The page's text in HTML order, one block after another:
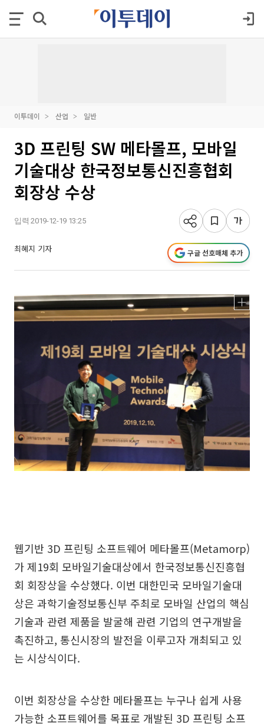
이투데이 산업 일반
3D 프린팅 SW 메타몰프, 모바일
기술대상 한국정보통신진흥협회
회장상 수상
입력 2019-12-19 13:25
최혜지 기자 구글 선호매체 추가
웹기반 3D 프린팅 소프트웨어 메타몰프(Metamorp)
가 제19회 모바일기술대상에서 한국정보통신진흥협
회 회장상을 수상했다. 이번 대한민국 모바일기술대
상은 과학기술정보통신부 주최로 모바일 산업의 핵심
기술과 관련 제품을 발굴해 관련 기업의 연구개발을
촉진하고, 통신시장의 발전을 이루고자 개최되고 있
는 시상식이다.
이번 회장상을 수상한 메타몰프는 누구나 쉽게 사용
가능한 소프트웨어를 목표로 개발된 3D 프린팅 소프